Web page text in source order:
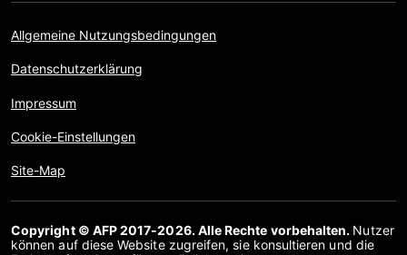
Allgemeine Nutzungsbedingungen
Datenschutzerklärung
Impressum
Cookie-Einstellungen
Site-Map
Copyright © AFP 2017-2026. Alle Rechte vorbehalten. Nutzer
können auf diese Website zugreifen, sie konsultieren und die